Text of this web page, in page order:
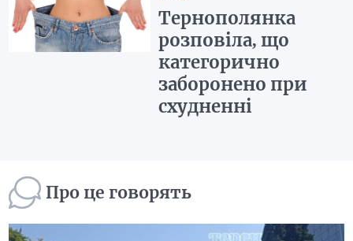
Тернополянка
розповіла, що
категорично
заборонено при
схудненні
Про це говорять